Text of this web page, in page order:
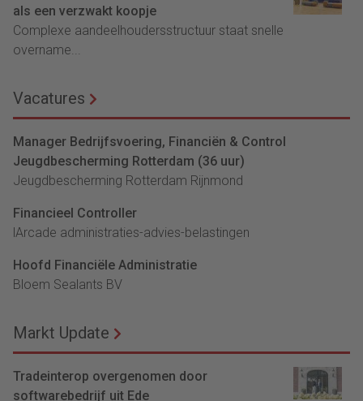
als een verzwakt koopje
Complexe aandeelhoudersstructuur staat snelle
overname...
Vacatures
Manager Bedrijfsvoering, Financiën & Control
Jeugdbescherming Rotterdam (36 uur)
Jeugdbescherming Rotterdam Rijnmond
Financieel Controller
lArcade administraties-advies-belastingen
Hoofd Financiële Administratie
Bloem Sealants BV
Markt Update
Tradeinterop overgenomen door
softwarebedrijf uit Ede